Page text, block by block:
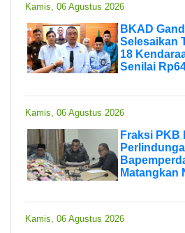
Kamis, 06 Agustus 2026
BKAD
Selesaikan
18
Senilai
Kamis, 06 Agustus 2026
Fraksi PKB
Matangkan
Kamis, 06 Agustus 2026